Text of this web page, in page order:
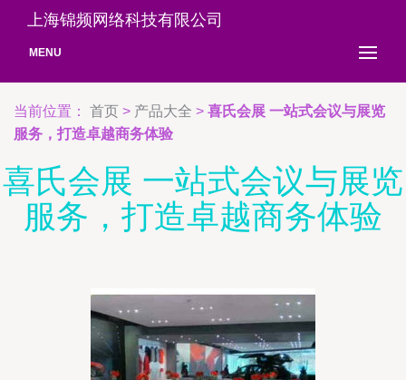
上海锦频网络科技有限公司
MENU
当前位置： 首页 > 产品大全 > 喜氏会展 一站式会议与展览
服务，打造卓越商务体验
喜氏会展 一站式会议与展览
服务，打造卓越商务体验